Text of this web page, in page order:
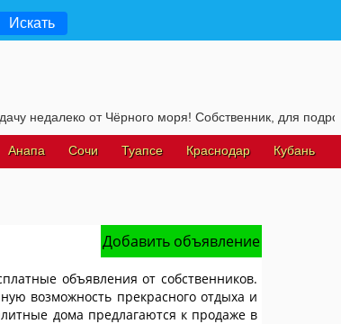
Добавить объявление
объявления от собственников.
возможность прекрасного отдыха и
дома предлагаются к продаже в
Кубань
Краснодар
Туапсе
Сочи
Анапа
Чёрного моря! Собственник, для подробностей,